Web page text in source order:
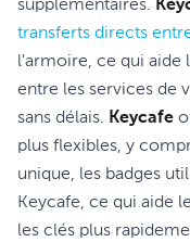
supplémentaires.
transferts directs
l'armoire, ce qui aide
entre les services de
sans délais. Keycafe
plus flexibles, y
unique, les badges
Keycafe, ce qui aide
les clés plus